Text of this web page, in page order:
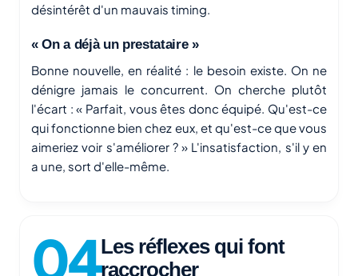
désintérêt d'un mauvais timing.
« On a déjà un prestataire »
Bonne nouvelle, en réalité : le besoin existe. On ne
dénigre jamais le concurrent. On cherche plutôt
l'écart : « Parfait, vous êtes donc équipé. Qu'est-ce
qui fonctionne bien chez eux, et qu'est-ce que vous
aimeriez voir s'améliorer ? » L'insatisfaction, s'il y en
a une, sort d'elle-même.
Les réflexes qui font
raccrocher